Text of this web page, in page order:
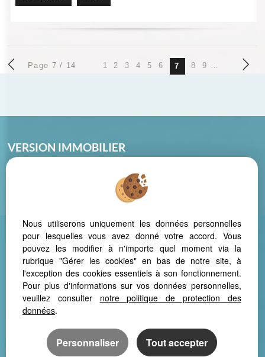
Page 7 / 14 1 2 3 4 5 6 7 8 9 10
VERSION IMMOBILIER
La Montagnette – 46, Avenue des cistes
34420 VILLENEUVE LES BEZIERS
Phone: 04 67 39 20 88
Legal Notice Manage cookies Our Fee Schedule
or smartphone, our site automatically adapts to different types of
screens
Nous utiliserons uniquement les données personnelles
pour lesquelles vous avez donné votre accord. Vous
pouvez les modifier à n'importe quel moment via la
rubrique "Gérer les cookies" en bas de notre site, à
l'exception des cookies essentiels à son fonctionnement.
Pour plus d'informations sur vos données personnelles,
veuillez consulter notre politique de protection des
données.
Personnaliser Tout accepter